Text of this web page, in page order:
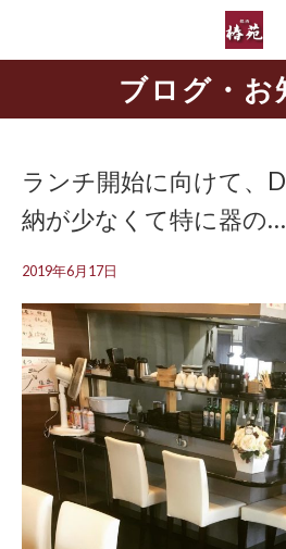
ブログ・お
ランチ開始に向けて、
納が少なくて特に器の…
2019年6月17日